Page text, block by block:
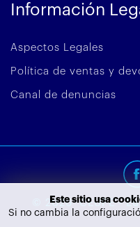
Información
Aspectos Legales
Política de ventas y
Canal de denuncias
Este sitio usa
Si no cambia la
2026 CEUPE -